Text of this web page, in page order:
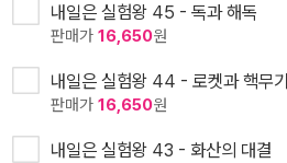
내일은 실험왕 45 - 독과 해독
판매가 16,650원
내일은 실험왕 44 - 로켓과 핵무기
판매가 16,650원
내일은 실험왕 43 - 화산의 대결